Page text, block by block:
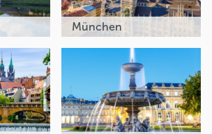
München